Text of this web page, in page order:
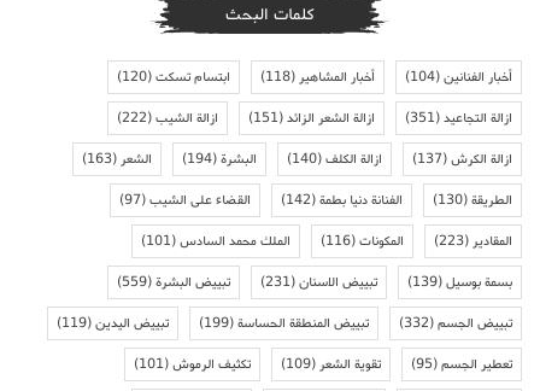
كلمات البحث
أخبار الفنانين(104) أخبار المشاهير(118) ابتسام تسكت(120)
ازالة التجاعيد(351) ازالة الشعر الزائد(151) ازالة الشيب(222)
ازالة الكرش(137) ازالة الكلف(140) البشرة(194) الشعر(163)
الطريقة(130) الفنانة دنيا بطمة(142) القضاء على الشيب(97)
المقادير(223) المكونات(116) الملك محمد السادس(101)
بسمة بوسيل(139) تبييض الاسنان(231) تبييض البشرة(559)
تبييض الجسم(332) تبييض المنطقة الحساسة(199) تبييض اليدين(119)
تعطير الجسم(95) تقوية الشعر(109) تكثيف الرموش(101)